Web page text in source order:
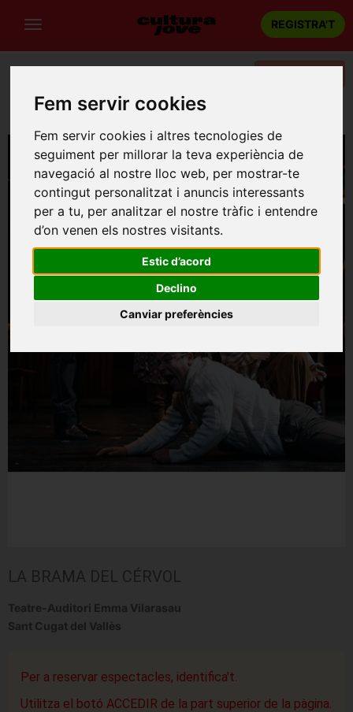
Fem servir cookies
Fem servir cookies i altres tecnologies de
seguiment per millorar la teva experiència de
navegació al nostre lloc web, per mostrar-te
contingut personalitzat i anuncis interessants
per a tu, per analitzar el nostre tràfic i entendre
d’on venen els nostres visitants.
Estic d’acord
Declino
Canviar preferències
REGISTRA'T
Portada Teatre Barcelona La brama del cérvol
LA BRAMA DEL CÉRVOL
Teatre-Auditori Emma Vilarasau
Sant Cugat del Vallès
Per a reservar espectacles, identifica't.
Utilitza el botó ACCEDIR de la part superior de la pàgina.